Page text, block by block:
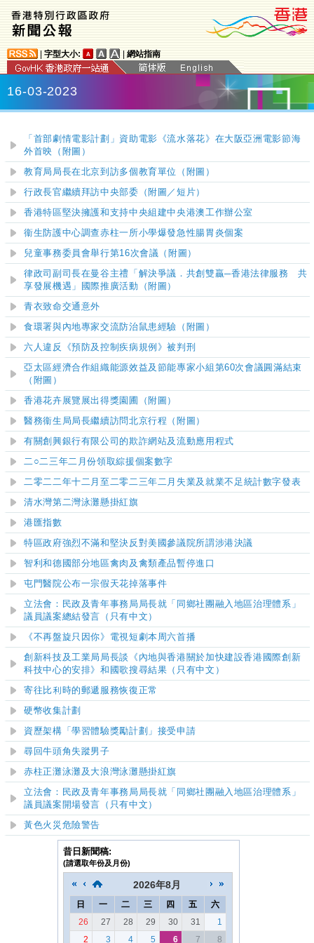
字型大小: 網站指南
16-03-2023
「首部劇情電影計劃」資助電影《流水落花》在大阪亞洲電影節海
外首映（附圖）
教育局局長在北京到訪多個教育單位（附圖）
行政長官繼續拜訪中央部委（附圖／短片）
香港特區堅決擁護和支持中央組建中央港澳工作辦公室
衞生防護中心調查赤柱一所小學爆發急性腸胃炎個案
兒童事務委員會舉行第16次會議（附圖）
律政司副司長在曼谷主禮「解決爭議．共創雙贏─香港法律服務 共
享發展機遇」國際推廣活動（附圖）
青衣致命交通意外
食環署與內地專家交流防治鼠患經驗（附圖）
六人違反《預防及控制疾病規例》被判刑
亞太區經濟合作組織能源效益及節能專家小組第60次會議圓滿結束
（附圖）
香港花卉展覽展出得獎園圃（附圖）
醫務衞生局局長繼續訪問北京行程（附圖）
有關創興銀行有限公司的欺詐網站及流動應用程式
二○二三年二月份領取綜援個案數字
二零二二年十二月至二零二三年二月 失業及就業不足統計數字發表
清水灣第二灣泳灘懸掛紅旗
港匯指數
特區政府強烈不滿和堅決反對美國參議院所謂涉港決議
智利和德國部分地區禽肉及禽類產品暫停進口
屯門醫院公布一宗假天花掉落事件
立法會：民政及青年事務局局長就「同鄉社團融入地區治理體系」
議員議案總結發言（只有中文）
《不再盤旋只因你》電視短劇本周六首播
創新科技及工業局局長談《內地與香港關於加快建設香港國際創新
科技中心的安排》和國歌搜尋結果（只有中文）
寄往比利時的郵遞服務恢復正常
硬幣收集計劃
資歷架構「學習體驗獎勵計劃」接受申請
尋回牛頭角失蹤男子
赤柱正灘泳灘及大浪灣泳灘懸掛紅旗
立法會：民政及青年事務局局長就「同鄉社團融入地區治理體系」
議員議案開場發言（只有中文）
黃色火災危險警告
昔日新聞稿:
(請選取年份及月份)
2026年8月
日 一 二 三 四 五
六
26
27 28 29 30 31
1
2
3 4 5 6 7 8